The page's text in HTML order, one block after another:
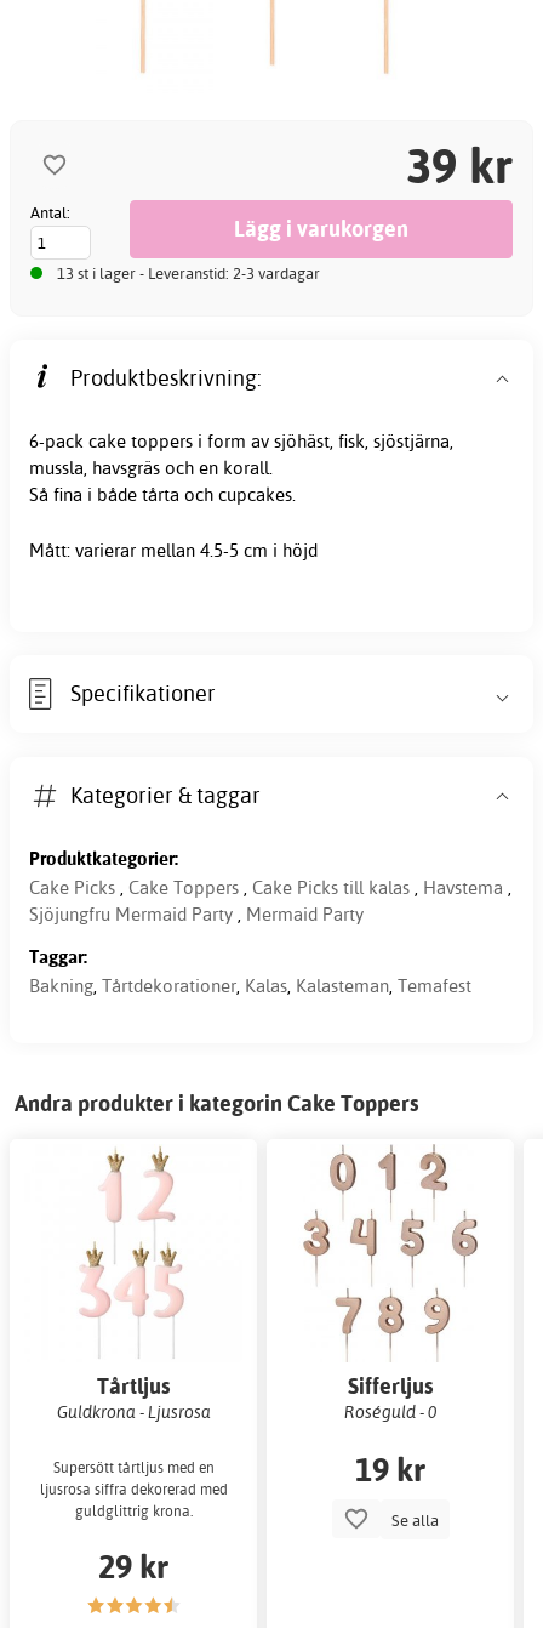
39 kr
Antal:
13 st i lager - Leveranstid: 2-3 vardagar
Produktbeskrivning:
6-pack cake toppers i form av sjöhäst, fisk, sjöstjärna,
mussla, havsgräs och en korall.
Så fina i både tårta och cupcakes.
Mått: varierar mellan 4.5-5 cm i höjd
Specifikationer
Kategorier & taggar
Produktkategorier:
Cake Picks , Cake Toppers , Cake Picks till kalas , Havstema ,
Sjöjungfru Mermaid Party , Mermaid Party
Taggar:
Bakning, Tårtdekorationer, Kalas, Kalasteman, Temafest
Andra produkter i kategorin Cake Toppers
Tårtljus
Guldkrona - Ljusrosa
Supersött tårtljus med en
ljusrosa siffra dekorerad med
guldglittrig krona.
29 kr
Sifferljus
Roséguld - 0
19 kr
Se alla